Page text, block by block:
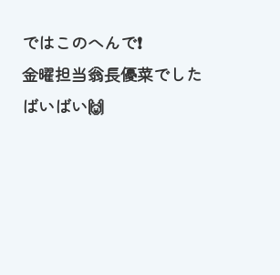
ではこのへんで❗
金曜担当翁長優菜でした
ばいばい🙌